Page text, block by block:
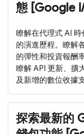
態 [Google
瞭解在代理式 AI
的演進歷程。瞭解
的彈性和投資報酬
瞭解 API 更新、擴
及新增的數位收據支
探索最新的